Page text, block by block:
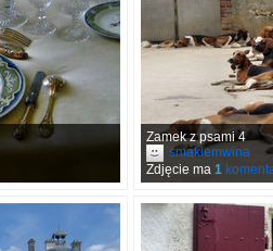
Zamek z psami 4
smakiemwina
Zdjęcie ma 1